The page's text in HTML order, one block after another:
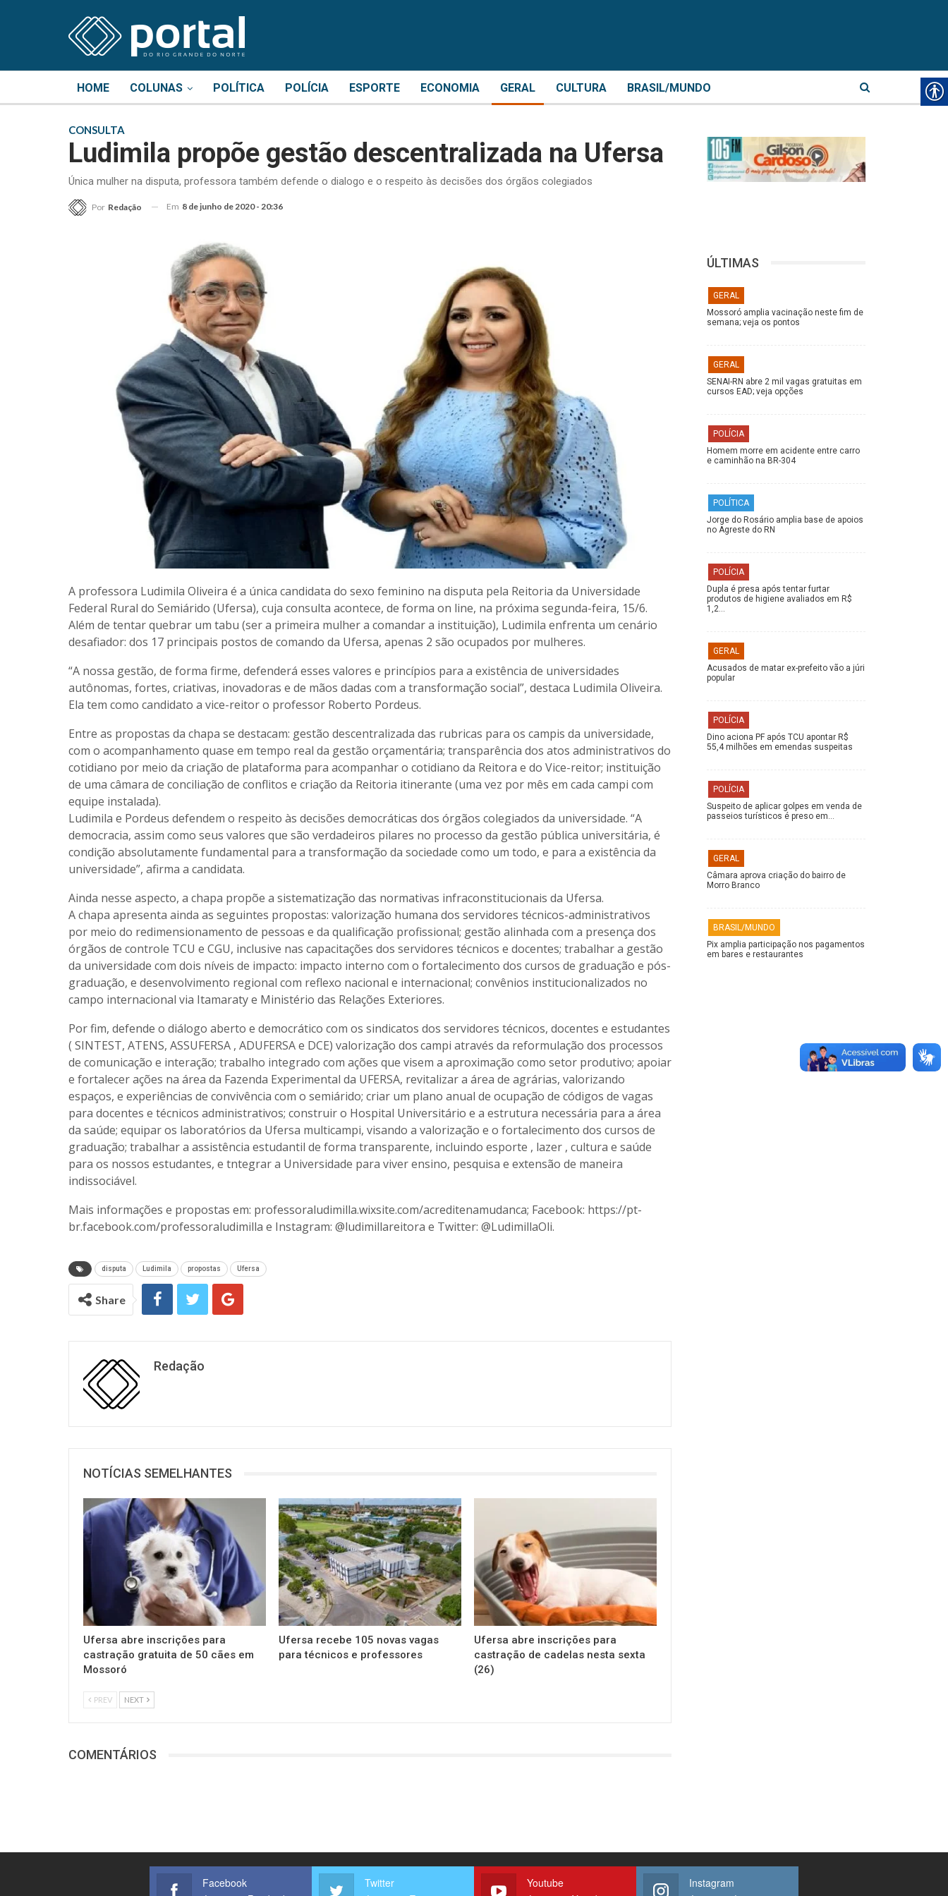
HOME COLUNAS POLÍTICA POLÍCIA ESPORTE ECONOMIA GERAL CULTURA BRASIL/MUNDO
CONSULTA
Ludimila propõe gestão descentralizada na Ufersa
Única mulher na disputa, professora também defende o dialogo e o respeito às decisões dos órgãos colegiados
Por Redação Em 8 de junho de 2020 - 20:36
A professora Ludimila Oliveira é a única candidata do sexo feminino na disputa pela Reitoria da Universidade
Federal Rural do Semiárido (Ufersa), cuja consulta acontece, de forma on line, na próxima segunda-feira, 15/6.
Além de tentar quebrar um tabu (ser a primeira mulher a comandar a instituição), Ludimila enfrenta um cenário
desafiador: dos 17 principais postos de comando da Ufersa, apenas 2 são ocupados por mulheres.
“A nossa gestão, de forma firme, defenderá esses valores e princípios para a existência de universidades
autônomas, fortes, criativas, inovadoras e de mãos dadas com a transformação social”, destaca Ludimila Oliveira.
Ela tem como candidato a vice-reitor o professor Roberto Pordeus.
Entre as propostas da chapa se destacam: gestão descentralizada das rubricas para os campis da universidade,
com o acompanhamento quase em tempo real da gestão orçamentária; transparência dos atos administrativos do
cotidiano por meio da criação de plataforma para acompanhar o cotidiano da Reitora e do Vice-reitor; instituição
de uma câmara de conciliação de conflitos e criação da Reitoria itinerante (uma vez por mês em cada campi com
equipe instalada).
Ludimila e Pordeus defendem o respeito às decisões democráticas dos órgãos colegiados da universidade. “A
democracia, assim como seus valores que são verdadeiros pilares no processo da gestão pública universitária, é
condição absolutamente fundamental para a transformação da sociedade como um todo, e para a existência da
universidade”, afirma a candidata.
Ainda nesse aspecto, a chapa propõe a sistematização das normativas infraconstitucionais da Ufersa.
A chapa apresenta ainda as seguintes propostas: valorização humana dos servidores técnicos-administrativos
por meio do redimensionamento de pessoas e da qualificação profissional; gestão alinhada com a presença dos
órgãos de controle TCU e CGU, inclusive nas capacitações dos servidores técnicos e docentes; trabalhar a gestão
da universidade com dois níveis de impacto: impacto interno com o fortalecimento dos cursos de graduação e pós-
graduação, e desenvolvimento regional com reflexo nacional e internacional; convênios institucionalizados no
campo internacional via Itamaraty e Ministério das Relações Exteriores.
Por fim, defende o diálogo aberto e democrático com os sindicatos dos servidores técnicos, docentes e estudantes
( SINTEST, ATENS, ASSUFERSA , ADUFERSA e DCE) valorização dos campi através da reformulação dos processos
de comunicação e interação; trabalho integrado com ações que visem a aproximação como setor produtivo; apoiar
e fortalecer ações na área da Fazenda Experimental da UFERSA, revitalizar a área de agrárias, valorizando
espaços, e experiências de convivência com o semiárido; criar um plano anual de ocupação de códigos de vagas
para docentes e técnicos administrativos; construir o Hospital Universitário e a estrutura necessária para a área
da saúde; equipar os laboratórios da Ufersa multicampi, visando a valorização e o fortalecimento dos cursos de
graduação; trabalhar a assistência estudantil de forma transparente, incluindo esporte , lazer , cultura e saúde
para os nossos estudantes, e tntegrar a Universidade para viver ensino, pesquisa e extensão de maneira
indissociável.
Mais informações e propostas em: professoraludimilla.wixsite.com/acreditenamudanca; Facebook: https://pt-
br.facebook.com/professoraludimilla e Instagram: @ludimillareitora e Twitter: @LudimillaOli.
disputa Ludimila propostas Ufersa
Share
Redação
NOTÍCIAS SEMELHANTES
Ufersa abre inscrições para
castração gratuita de 50 cães em
Mossoró
Ufersa recebe 105 novas vagas
para técnicos e professores
Ufersa abre inscrições para
castração de cadelas nesta sexta
(26)
PREV NEXT
COMENTÁRIOS
ÚLTIMAS
GERAL
Mossoró amplia vacinação neste fim de
semana; veja os pontos
GERAL
SENAI-RN abre 2 mil vagas gratuitas em
cursos EAD; veja opções
POLÍCIA
Homem morre em acidente entre carro
e caminhão na BR-304
POLÍTICA
Jorge do Rosário amplia base de apoios
no Agreste do RN
POLÍCIA
Dupla é presa após tentar furtar
produtos de higiene avaliados em R$
1,2…
GERAL
Acusados de matar ex-prefeito vão a júri
popular
POLÍCIA
Dino aciona PF após TCU apontar R$
55,4 milhões em emendas suspeitas
POLÍCIA
Suspeito de aplicar golpes em venda de
passeios turísticos é preso em…
GERAL
Câmara aprova criação do bairro de
Morro Branco
BRASIL/MUNDO
Pix amplia participação nos pagamentos
em bares e restaurantes
Facebook Twitter Youtube Instagram